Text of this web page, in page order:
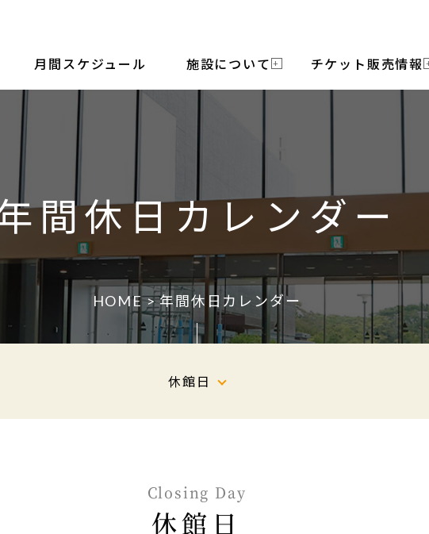
月間スケジュール 施設について チケット販売情報
間休日カレンダー
HOME> 年間休日カレンダー
休館日
Closing Day
休館日